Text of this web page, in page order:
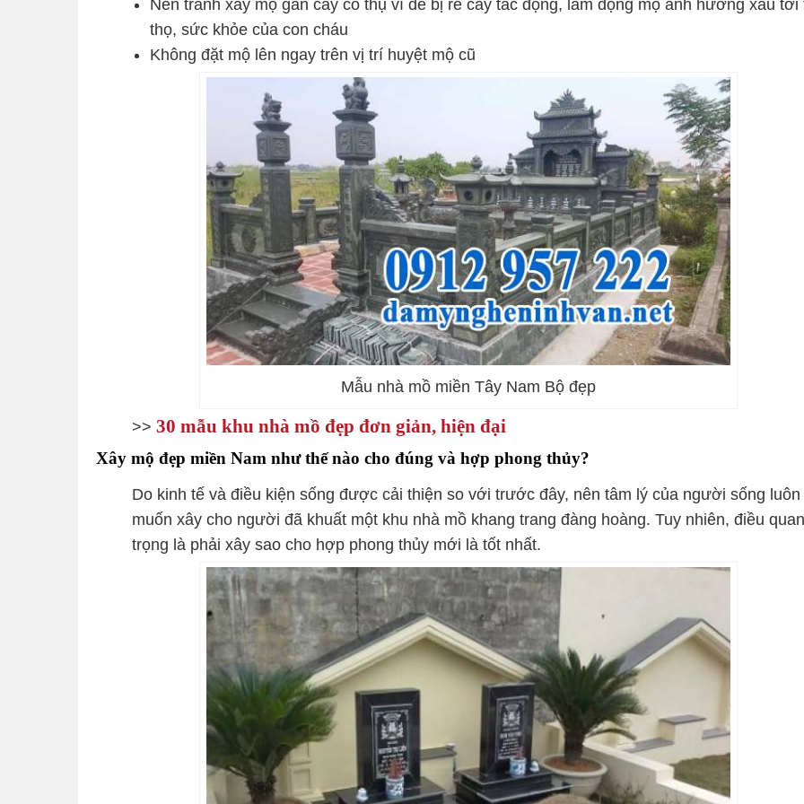
Nên tránh xây mộ gần cây cổ thụ vì dễ bị rễ cây tác động, làm động mộ ảnh hưởng xấu tới
thọ, sức khỏe của con cháu
Không đặt mộ lên ngay trên vị trí huyệt mộ cũ
Mẫu nhà mồ miền Tây Nam Bộ đẹp
>> 30 mẫu khu nhà mồ đẹp đơn giản, hiện đại
Xây mộ đẹp miền Nam như thế nào cho đúng và hợp phong thủy?
Do kinh tế và điều kiện sống được cải thiện so với trước đây, nên tâm lý của người sống luôn
muốn xây cho người đã khuất một khu nhà mồ khang trang đàng hoàng. Tuy nhiên, điều quan
trọng là phải xây sao cho hợp phong thủy mới là tốt nhất.